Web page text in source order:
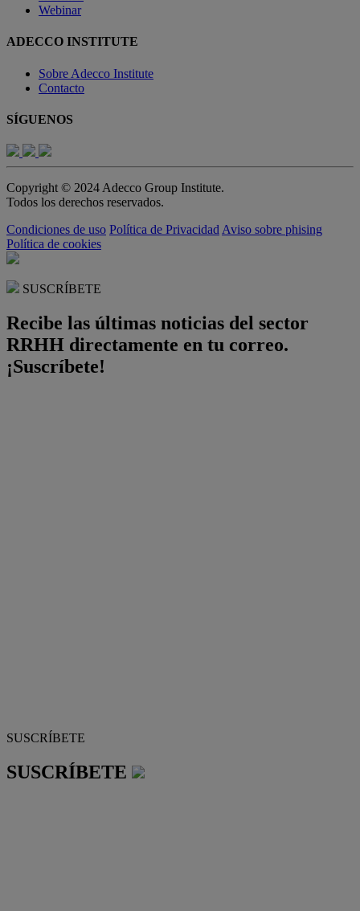
Webinar
ADECCO INSTITUTE
Sobre Adecco Institute
Contacto
SÍGUENOS
Copyright © 2024 Adecco Group Institute.
Todos los derechos reservados.
Condiciones de uso Política de Privacidad Aviso sobre phising
Política de cookies
SUSCRÍBETE
Recibe las últimas noticias del sector
RRHH directamente en tu correo.
¡Suscríbete!
SUSCRÍBETE
SUSCRÍBETE